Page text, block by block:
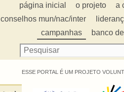
página inicial o projeto a
conselhos mun/nac/inter
campanhas
banco
ESSE PORTAL É UM PROJETO